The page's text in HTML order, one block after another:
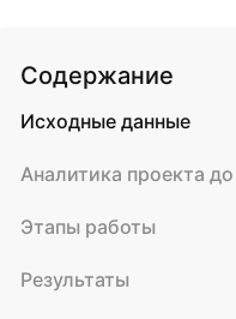
Содержание
Исходные данные
Аналитика проекта
Этапы работы
Результаты